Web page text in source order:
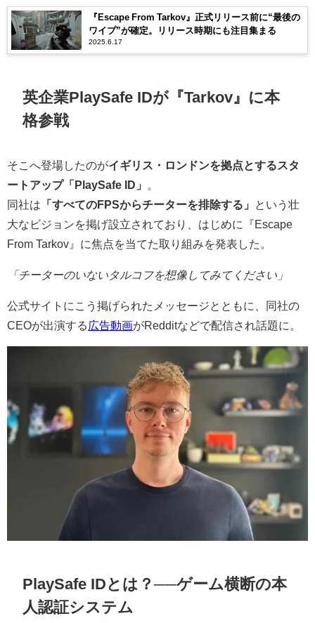
『Escape From Tarkov』正式リリース前に“最後の
ワイプ”が確定。リリース時期にも注目集まる
2025.6.17
英企業PlaySafe IDが『Tarkov』に本
格参戦
そこへ登場したのがイギリス・ロンドンを拠点とするスタ
ートアップ「PlaySafe ID」
。
同社は 「すべてのFPSからチーターを排除する」
という壮
大なビジョンを掲げ設立されており、はじめに『Escape
From Tarkov』に焦点を当てた取り組みを発表した。
「チーターのいないタルコフを想像してみてください」
公式サイトにこう掲げられたメッセージとともに、同社の
CEOが出演する 広告動画がRedditなどで配信され話題に。
PlaySafe IDとは？──ゲーム横断の本
人認証システム